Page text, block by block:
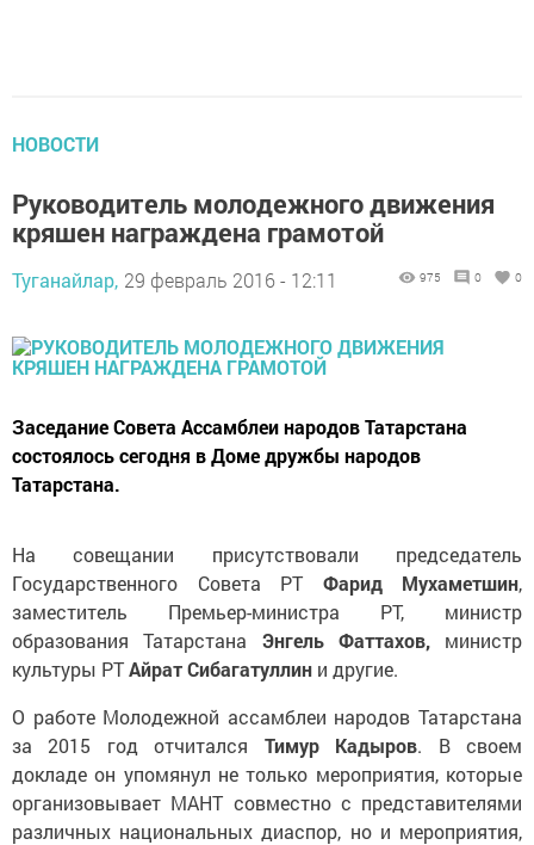
НОВОСТИ
Руководитель молодежного движения
кряшен награждена грамотой
Туганайлар, 29 февраль 2016 - 12:11 975 0 0
Заседание Совета Ассамблеи народов Татарстана
состоялось сегодня в Доме дружбы народов
Татарстана.
На совещании присутствовали председатель
Государственного Совета РТ Фарид Мухаметшин,
заместитель Премьер-министра РТ, министр
образования Татарстана Энгель Фаттахов,министр
культуры РТАйрат Сибагатуллин и другие.
О работе Молодежной ассамблеи народов Татарстана
за 2015 год отчитался Тимур Кадыров. В своем
докладе он упомянул не только мероприятия, которые
организовывает МАНТ совместно с представителями
различных национальных диаспор, но и мероприятия,